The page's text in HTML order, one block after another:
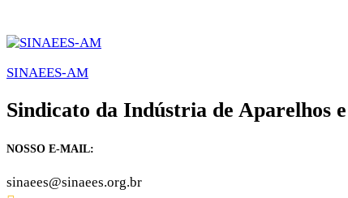
SINAEES-AM
Sindicato da Indústria de Aparelhos
NOSSO E-MAIL:
sinaees@sinaees.org.br